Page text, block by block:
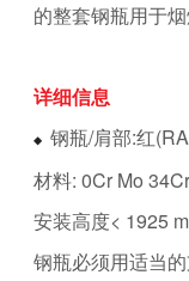
的整套钢瓶用于烟
详细信息
◆ 钢瓶/肩部:红
材料: 0Cr Mo
安装高度< 1925
钢瓶必须用适当